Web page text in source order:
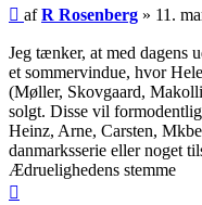
Indlæg
afR Rosenberg » 11.
Jeg tænker, at med dagens
et sommervindue, hvor
(Møller, Skovgaard,
solgt. Disse vil
Heinz, Arne, Carsten,
danmarksserie eller noget
Ædruelighedens stemme